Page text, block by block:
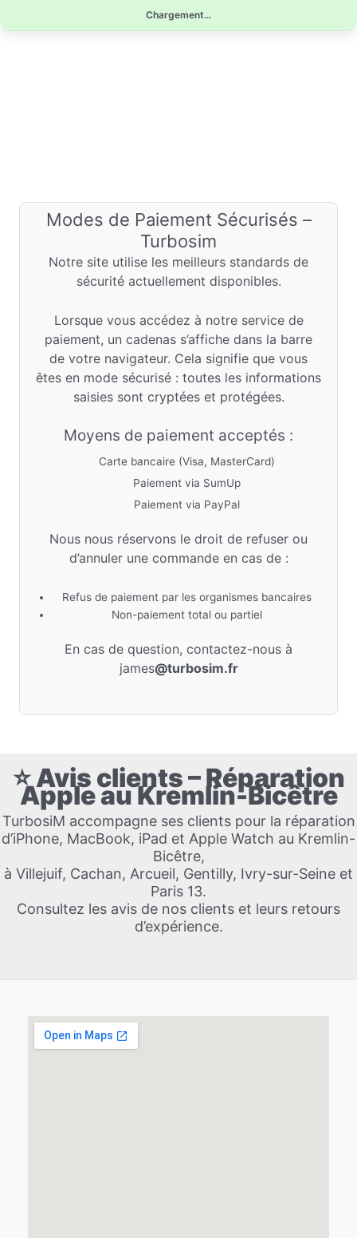
Chargement...
au
Modes de Paiement Sécurisés –
Turbosim
Notre site utilise les meilleurs standards de
sécurité actuellement disponibles.
Lorsque vous accédez à notre service de
paiement, un cadenas s’affiche dans la barre
de votre navigateur. Cela signifie que vous
êtes en mode sécurisé : toutes les informations
saisies sont cryptées et protégées.
Moyens de paiement acceptés :
Carte bancaire (Visa, MasterCard)
Paiement via SumUp
Paiement via PayPal
Nous nous réservons le droit de refuser ou
d’annuler une commande en cas de :
Refus de paiement par les organismes bancaires
Non-paiement total ou partiel
En cas de question, contactez-nous à
james@turbosim.fr
⭐ Avis clients – Réparation
Apple au Kremlin-Bicêtre
TurbosiM accompagne ses clients pour la réparation
d’iPhone, MacBook, iPad et Apple Watch au Kremlin-
Bicêtre,
à Villejuif, Cachan, Arcueil, Gentilly, Ivry-sur-Seine et
Paris 13.
Consultez les avis de nos clients et leurs retours
d’expérience.